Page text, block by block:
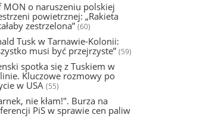
MON o naruszeniu polskiej
powietrznej: „Rakieta
zestrzelona” (60)
Tusk w Tarnawie-Kolonii:
musi być przejrzyste” (59)
spotka się z Tuskiem w
Kluczowe rozmowy po
w USA (55)
nie kłam!". Burza na
PiS w sprawie cen paliw